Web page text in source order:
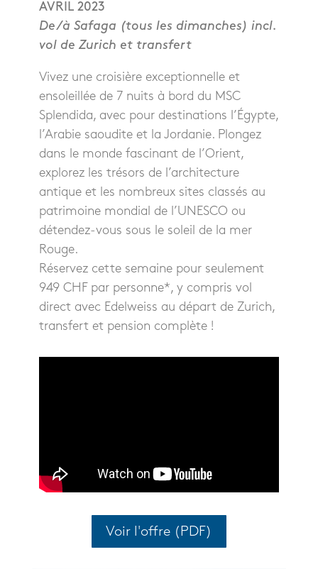
AVRIL 2023
De/à Safaga (tous les dimanches) incl.
vol de Zurich et transfert
Vivez une croisière exceptionnelle et
ensoleillée de 7 nuits à bord du MSC
Splendida, avec pour destinations l’Égypte,
l’Arabie saoudite et la Jordanie. Plongez
dans le monde fascinant de l’Orient,
explorez les trésors de l’architecture
antique et les nombreux sites classés au
patrimoine mondial de l’UNESCO ou
détendez-vous sous le soleil de la mer
Rouge.
Réservez cette semaine pour seulement
949 CHF par personne*, y compris vol
direct avec Edelweiss au départ de Zurich,
transfert et pension complète !
Voir l'offre (PDF)